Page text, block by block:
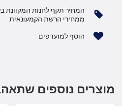
המחיר תקף לחנות המקוונת
ממחירי הרשת הקמעונאית
הוסף למועדפים
מוצרים נוספים